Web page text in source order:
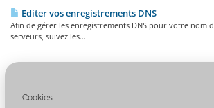
Editer vos enregistrements DNS
Afin de gérer les enregistrements DNS pour votre nom
serveurs, suivez les...
Cookies